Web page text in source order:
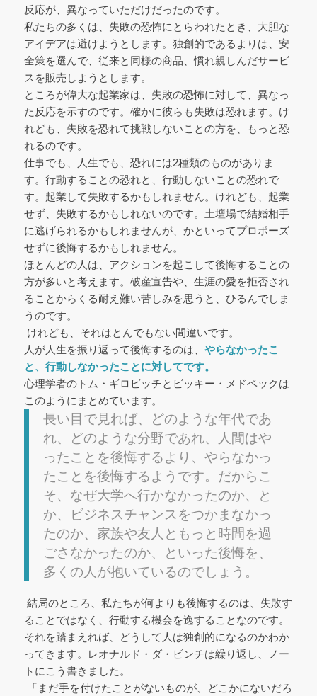
反応が、異なっていただけだったのです。
私たちの多くは、失敗の恐怖にとらわれたとき、大胆な
アイデアは避けようとします。独創的であるよりは、安
全策を選んで、従来と同様の商品、慣れ親しんだサービ
スを販売しようとします。
ところが偉大な起業家は、失敗の恐怖に対して、異なっ
た反応を示すのです。確かに彼らも失敗は恐れます。け
れども、失敗を恐れて挑戦しないことの方を、もっと恐
れるのです。
仕事でも、人生でも、恐れには2種類のものがありま
す。行動することの恐れと、行動しないことの恐れで
す。起業して失敗するかもしれません。けれども、起業
せず、失敗するかもしれないのです。土壇場で結婚相手
に逃げられるかもしれませんが、かといってプロポーズ
せずに後悔するかもしれません。
ほとんどの人は、アクションを起こして後悔することの
方が多いと考えます。破産宣告や、生涯の愛を拒否され
ることからくる耐え難い苦しみを思うと、ひるんでしま
うのです。
けれども、それはとんでもない間違いです。
人が人生を振り返って後悔するのは、 やらなかったこ
と、行動しなかったことに対してです。
心理学者のトム・ギロビッチとビッキー・メドベックは
このようにまとめています。
長い目で見れば、どのような年代であ
れ、どのような分野であれ、人間はや
ったことを後悔するより、やらなかっ
たことを後悔するようです。だからこ
そ、なぜ大学へ行かなかったのか、と
か、ビジネスチャンスをつかまなかっ
たのか、家族や友人ともっと時間を過
ごさなかったのか、といった後悔を、
多くの人が抱いているのでしょう。
結局のところ、私たちが何よりも後悔するのは、失敗す
ることではなく、行動する機会を逸することなのです。
それを踏まえれば、どうして人は独創的になるのかわか
ってきます。レオナルド・ダ・ビンチは繰り返し、ノー
トにこう書きました。
「まだ手を付けたことがないものが、どこかにないだろ